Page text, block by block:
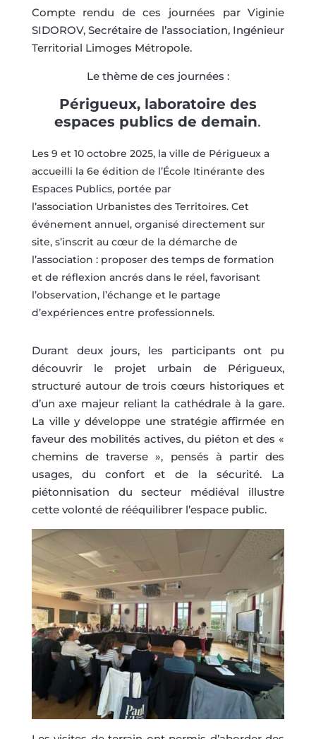
Compte rendu de ces journées par Viginie
SIDOROV, Secrétaire de l’association, Ingénieur
Territorial Limoges Métropole.
Le thème de ces journées :
Périgueux, laboratoire des
espaces publics de demain.
Les 9 et 10 octobre 2025, la ville de Périgueux a
accueilli la 6e édition de l’École Itinérante des
Espaces Publics, portée par
l’association Urbanistes des Territoires. Cet
événement annuel, organisé directement sur
site, s’inscrit au cœur de la démarche de
l’association : proposer des temps de formation
et de réflexion ancrés dans le réel, favorisant
l’observation, l’échange et le partage
d’expériences entre professionnels.
Durant deux jours, les participants ont pu
découvrir le projet urbain de Périgueux,
structuré autour de trois cœurs historiques et
d’un axe majeur reliant la cathédrale à la gare.
La ville y développe une stratégie affirmée en
faveur des mobilités actives, du piéton et des «
chemins de traverse », pensés à partir des
usages, du confort et de la sécurité. La
piétonnisation du secteur médiéval illustre
cette volonté de rééquilibrer l’espace public.